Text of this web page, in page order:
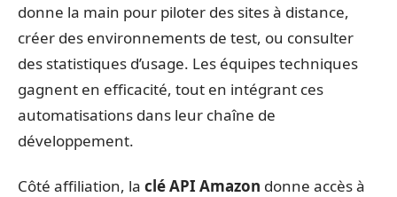
donne la main pour piloter des sites à distance,
créer des environnements de test, ou consulter
des statistiques d’usage. Les équipes techniques
gagnent en efficacité, tout en intégrant ces
automatisations dans leur chaîne de
développement.
Côté affiliation, la clé API Amazon donne accès à